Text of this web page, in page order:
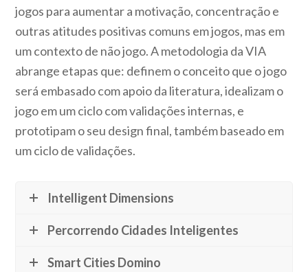
jogos para aumentar a motivação, concentração e
outras atitudes positivas comuns em jogos, mas em
um contexto de não jogo. A metodologia da VIA
abrange etapas que: definem o conceito que o jogo
será embasado com apoio da literatura, idealizam o
jogo em um ciclo com validações internas, e
prototipam o seu design final, também baseado em
um ciclo de validações.
Intelligent Dimensions
Percorrendo Cidades Inteligentes
Smart Cities Domino